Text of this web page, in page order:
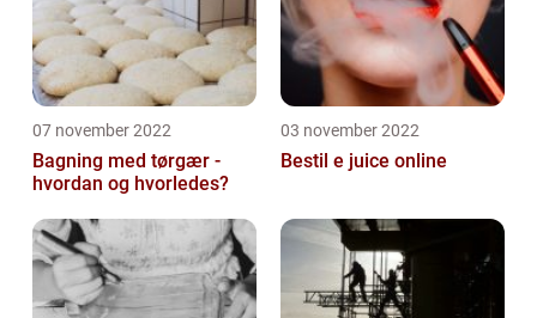
07 november 2022
Bagning med tørgær -
hvordan og hvorledes?
03 november 2022
Bestil e juice online